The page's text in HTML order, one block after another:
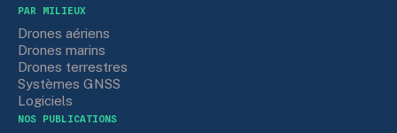
PAR MILIEUX
Drones aériens
Drones marins
Drones terrestres
Systèmes GNSS
Logiciels
NOS PUBLICATIONS